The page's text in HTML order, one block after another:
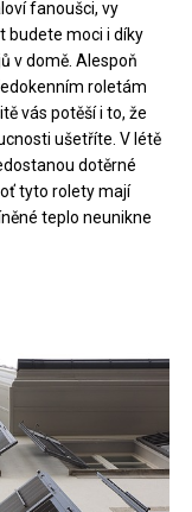
fanoušci, vy
budete moci i díky
v domě. Alespoň
roletám
vás potěší i to, že
ušetříte. V létě
dotěrné
tyto rolety mají
teplo neunikne